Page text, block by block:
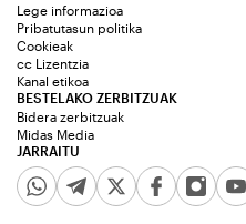
JARRAITU
Lege informazioa
Pribatutasun politika
Cookieak
cc Lizentzia
Kanal etikoa
BESTELAKO ZERBITZUAK
Bidera zerbitzuak
Midas Media